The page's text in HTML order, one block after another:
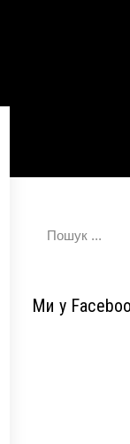
Ми у